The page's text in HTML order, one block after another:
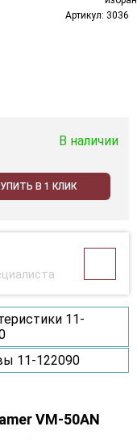
Артикул: 3036
В наличии
В 1 КЛИК
11-
11-122090
VM-50AN